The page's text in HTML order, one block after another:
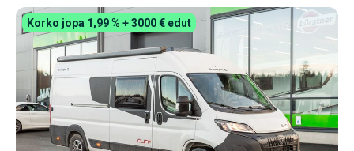
Korko jopa 1,99 % + 3000 € edut